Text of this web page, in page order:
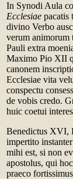
In Synodi Aula
Ecclesiae pacatis
divino Verbo
verum animorum
Pauli extra
Maximo Pio XII
canonem
Ecclesiae vita
conspectu
de vobis credo.
huic coetui
Benedictus XVI,
impertito
mihi est, si non
apostolus, qui
praeco